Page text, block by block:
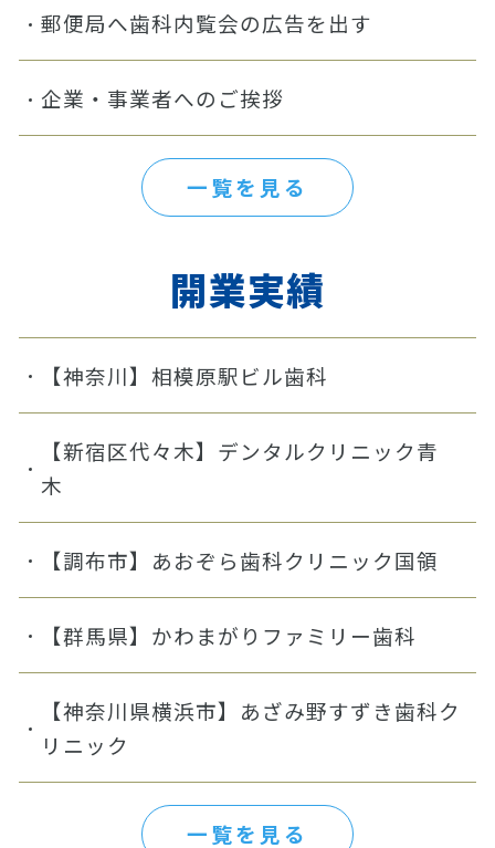
郵便局へ歯科内覧会の広告を出す
企業・事業者へのご挨拶
一覧を見る
開業実績
【神奈川】相模原駅ビル歯科
【新宿区代々木】デンタルクリニック青
木
【調布市】あおぞら歯科クリニック国領
【群馬県】かわまがりファミリー歯科
【神奈川県横浜市】あざみ野すずき歯科ク
リニック
一覧を見る